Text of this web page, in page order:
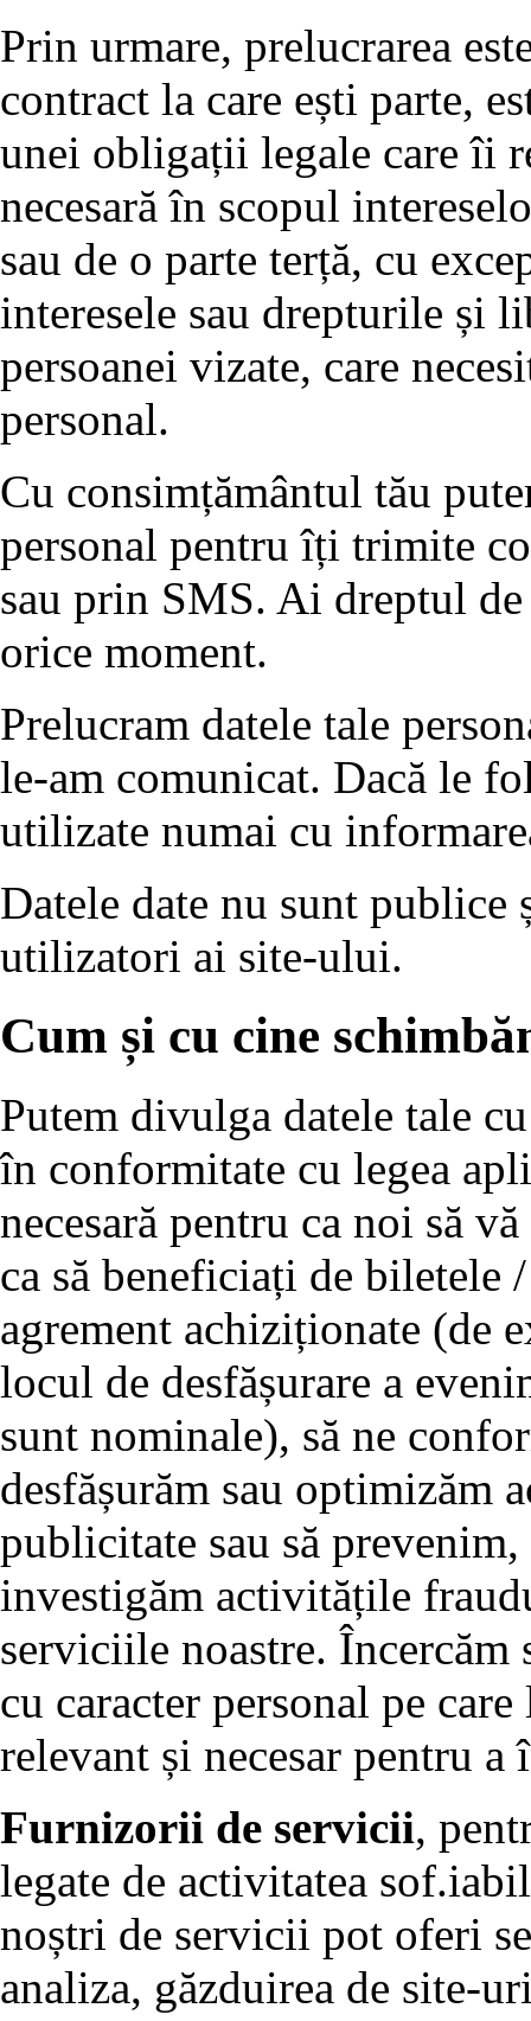
Prin urmare, prelucrarea
contract la care ești parte,
unei obligații legale care îi
necesară în scopul
sau de o parte terță, cu
interesele sau drepturile și
persoanei vizate, care
personal.
Cu consimțământul tău
personal pentru îți trimite
sau prin SMS. Ai dreptul
orice moment.
Prelucram datele tale
le-am comunicat. Dacă le
utilizate numai cu
Datele date nu sunt
utilizatori ai site-ului.
Cum și cu cine
Putem divulga datele tale
în conformitate cu legea
necesară pentru ca noi să
ca să beneficiați de biletele
agrement achiziționate (de
locul de desfășurare a
sunt nominale), să ne
desfășurăm sau optimizăm
publicitate sau să prevenim,
investigăm activitățile
serviciile noastre. Încercăm
cu caracter personal pe
relevant și necesar pentru
Furnizorii de servicii,
legate de activitatea
noștri de servicii pot oferi
analiza, găzduirea de site-